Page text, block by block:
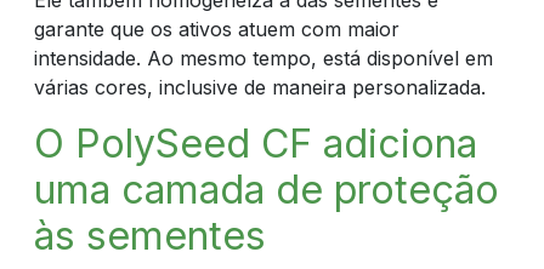
garante que os ativos atuem com maior
intensidade. Ao mesmo tempo, está disponível em
várias cores, inclusive de maneira personalizada.
O PolySeed CF adiciona
uma camada de proteção
às sementes